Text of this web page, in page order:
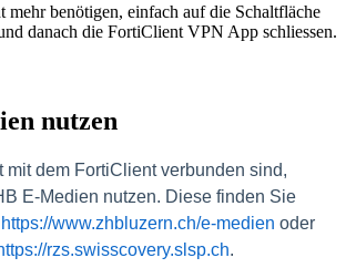
mehr benötigen, einfach auf die Schaltfläche
danach die FortiClient VPN App schliessen.
nutzen
mit dem FortiClient verbunden sind,
E-Medien nutzen. Diese finden Sie
https://www.zhbluzern.ch/e-medien oder
rzs.swisscovery.slsp.ch.